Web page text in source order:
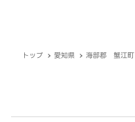
トップ 愛知県 海部郡 蟹江町